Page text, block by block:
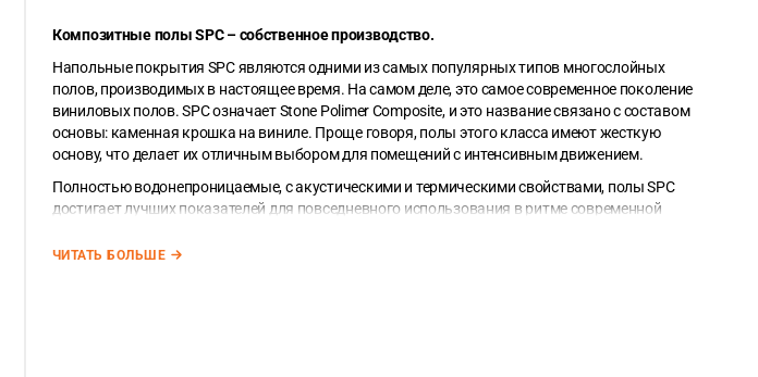
Композитные полы SPC– собственное производство.
Напольные покрытия SPC являются одними из самых популярных типов многослойных
полов, производимых в настоящее время. На самом деле, это самое современное поколение
виниловых полов. SPC означает Stone Polimer Composite, и это название связано с составом
основы: каменная крошка на виниле. Проще говоря, полы этого класса имеют жесткую
основу, что делает их отличным выбором для помещений с интенсивным движением.
Полностью водонепроницаемые, с акустическими и термическими свойствами, полы SPC
достигает лучших показателей для повседневного использования в ритме современной
Производство под собственным брендом позволяет нам делать лучшие предложения на
ЧИТАТЬ БОЛЬШЕ